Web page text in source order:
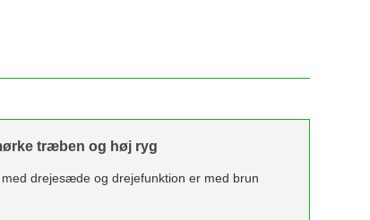
træben og høj ryg
drejesæde og drejefunktion er med brun